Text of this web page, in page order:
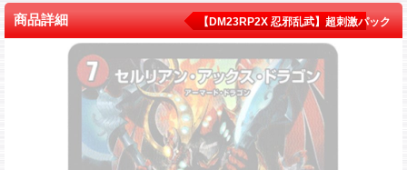
商品詳細 【DM23RP2X 忍邪乱武】超刺激パック